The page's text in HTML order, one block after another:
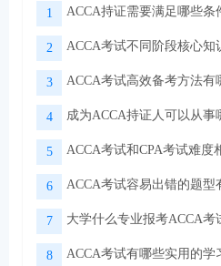
1 ACCA持证需要满足哪些条
2 ACCA考试不同阶段核心知
3 ACCA考试高效备考方法有
4 成为ACCA持证人可以从事
5 ACCA考试和CPA考试难度
6 ACCA考试容易出错的题型
7 大学什么专业报考ACCA考
8 ACCA考试有哪些实用的学